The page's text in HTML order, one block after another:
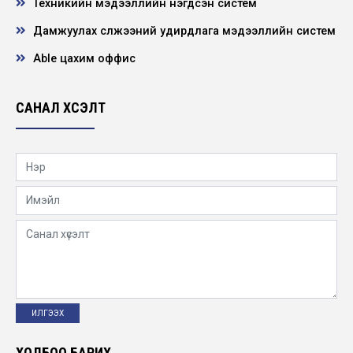
Эрүүл мэндийн үзлэг, шинжилгээнд хамрууллаа
2020-07-24
хийгдэж...
Техникийн мэдээллийн нэгдсэн систем
Дамжуулах сүлжээний удирдлага мэдээллийн систем
Able цахим оффис
САНАЛ ХҮСЭЛТ